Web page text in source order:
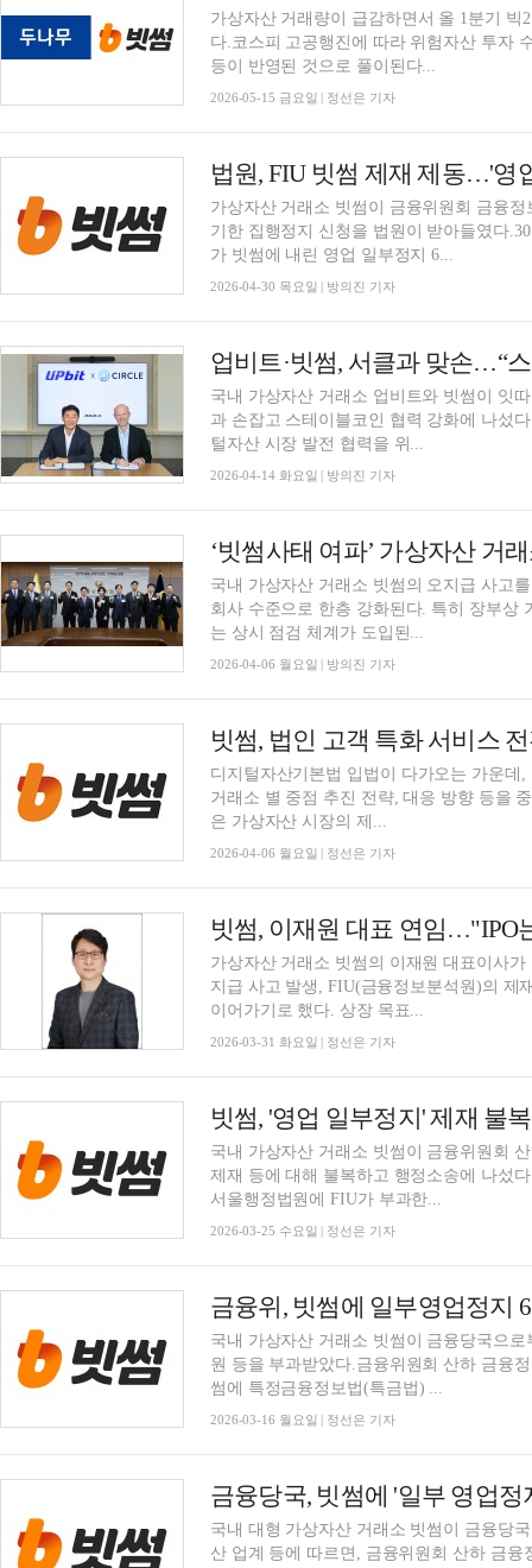
가상자산 거래량이 급감하면서 올 1분기
다.코스피 고공행진에 따라 위험자산 투자
등이 반영된 것으로 풀이된다...
2026-05-15 금요일 | 정선은 기자
법원, FIU 빗썸 제재 제동…'영
가상자산 거래소 빗썸이 금융위원회 금융
기한 집행정지 신청을 법원이 받아들였다
가 빗썸에 내린 영업 일부정지 6...
2026-04-30 목요일 | 방의진 기자
업비트·빗썸, 서클과 맞손…“
국내 가상자산 거래소 업비트와 빗썸이 잇
과 손잡고 스테이블코인 협력 강화에 나섰
털자산 시장 발전 협력을 위...
2026-04-14 화요일 | 방의진 기자
국내 가상자산 거래소 빗썸의 오지급 사고
회사 수준으로 한층 강화된다. 특히 장부상
는 상시 점검 체계가 도입된...
2026-04-06 월요일 | 방의진 기자
디지털자산기본법 입법이 다가오는 가운
거래소 별 중점 추진 전략, 대응 방향 등을
은 가상자산 시장의 제...
2026-04-06 월요일 | 정선은 기자
빗썸, 이재원 대표 연임…"IPO
가상자산 거래소 빗썸의 이재원 대표이사
지급 사고 발생, FIU(금융정보분석원)의 제
이어가기로 했다. 상장 목표...
2026-03-31 화요일 | 정선은 기자
빗썸, '영업 일부정지' 제재 불
국내 가상자산 거래소 빗썸이 금융위원회
제재 등에 대해 불복하고 행정소송에 나섰
서울행정법원에 FIU가 부과한...
2026-03-25 수요일 | 정선은 기자
금융위, 빗썸에 일부영업정지
국내 가상자산 거래소 빗썸이 금융당국으
원 등을 부과받았다.금융위원회 산하 금융
썸에 특정금융정보법(특금법) ...
2026-03-16 월요일 | 정선은 기자
금융당국, 빗썸에 '일부 영업정
국내 대형 가상자산 거래소 빗썸이 금융당
산 업계 등에 따르면, 금융위원회 산하 금